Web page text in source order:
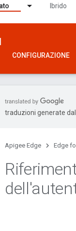
Ibrido
CONFIGURAZIONE
traduzioni generate
Apigee Edge Edge